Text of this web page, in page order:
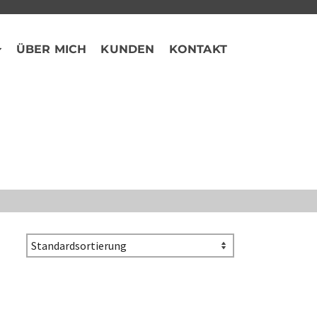
ÜBER MICH KUNDEN KONTAKT